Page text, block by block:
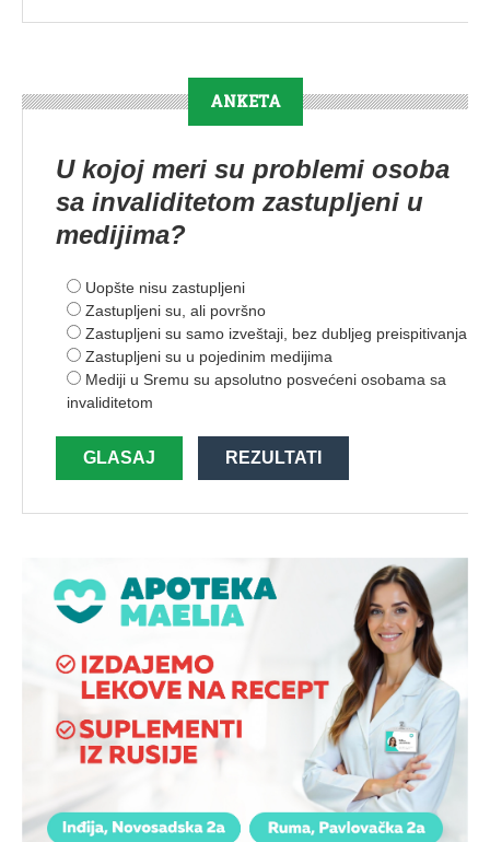
ANKETA
U kojoj meri su problemi osoba
sa invaliditetom zastupljeni u
medijima?
Uopšte nisu zastupljeni
Zastupljeni su, ali površno
Zastupljeni su samo izveštaji, bez dubljeg preispitivanja
Zastupljeni su u pojedinim medijima
Mediji u Sremu su apsolutno posvećeni osobama sa
invaliditetom
GLASAJ REZULTATI